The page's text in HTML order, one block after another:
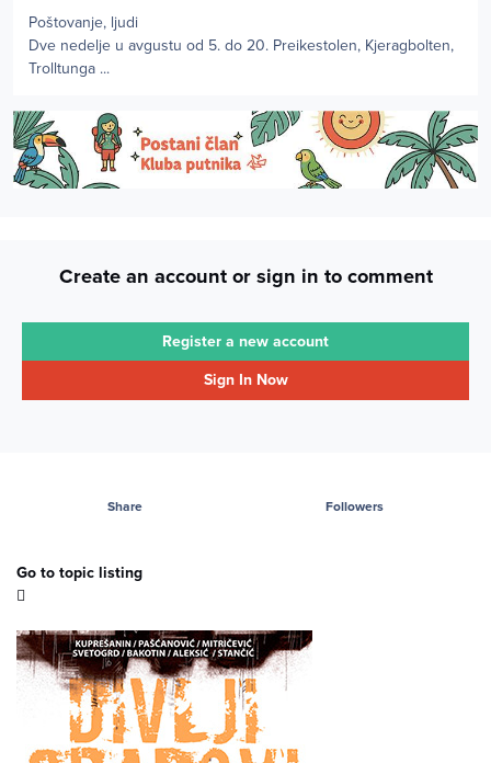
Poštovanje, ljudi
Dve nedelje u avgustu od 5. do 20. Preikestolen, Kjeragbolten,
Trolltunga ...
Create an account or sign in to comment
Register a new account
Sign In Now
Share Followers
Go to topic listing